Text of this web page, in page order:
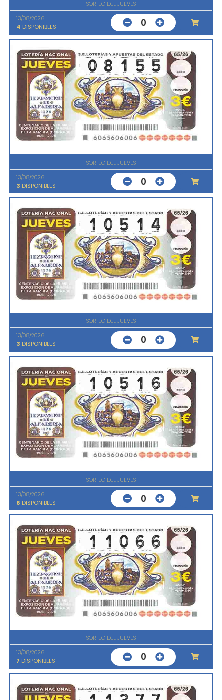
SORTEO DEL JUEVES
13/08/2026
4 DISPONIBLES 0
SORTEO DEL JUEVES
13/08/2026
3 DISPONIBLES 0
SORTEO DEL JUEVES
13/08/2026
3 DISPONIBLES 0
SORTEO DEL JUEVES
13/08/2026
6 DISPONIBLES 0
SORTEO DEL JUEVES
13/08/2026
7 DISPONIBLES 0